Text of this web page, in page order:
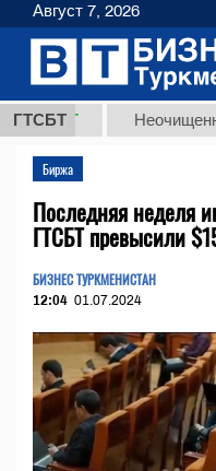
ГТСБТ Неочищенная
Биржа
Последняя неделя
ГТСБТ превысили
БИЗНЕС ТУРКМЕНИСТАН
12:04 01.07.2024
Август 7, 2026